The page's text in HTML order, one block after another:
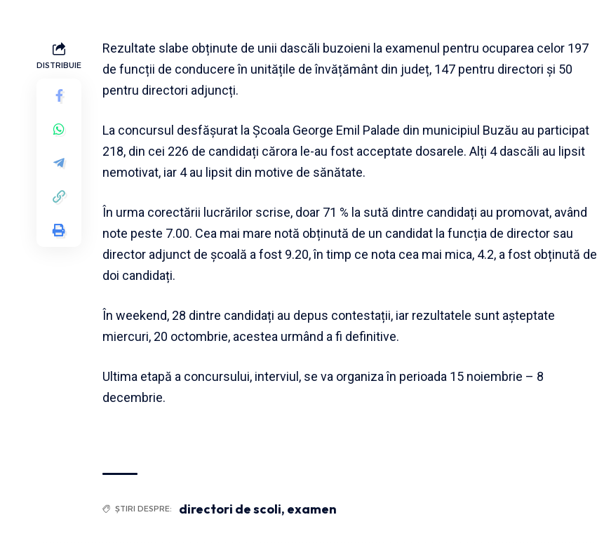
DISTRIBUIE
Rezultate slabe obținute de unii dascăli buzoieni la examenul pentru ocuparea celor 197
de funcții de conducere în unitățile de învățământ din județ, 147 pentru directori și 50
pentru directori adjuncți.
La concursul desfășurat la Școala George Emil Palade din municipiul Buzău au participat
218, din cei 226 de candidați cărora le-au fost acceptate dosarele. Alți 4 dascăli au lipsit
nemotivat, iar 4 au lipsit din motive de sănătate.
În urma corectării lucrărilor scrise, doar 71 % la sută dintre candidați au promovat, având
note peste 7.00. Cea mai mare notă obținută de un candidat la funcția de director sau
director adjunct de școală a fost 9.20, în timp ce nota cea mai mica, 4.2, a fost obținută de
doi candidați.
În weekend, 28 dintre candidați au depus contestații, iar rezultatele sunt așteptate
miercuri, 20 octombrie, acestea urmând a fi definitive.
Ultima etapă a concursului, interviul, se va organiza în perioada 15 noiembrie – 8
decembrie.
ȘTIRI DESPRE: directori de scoli, examen